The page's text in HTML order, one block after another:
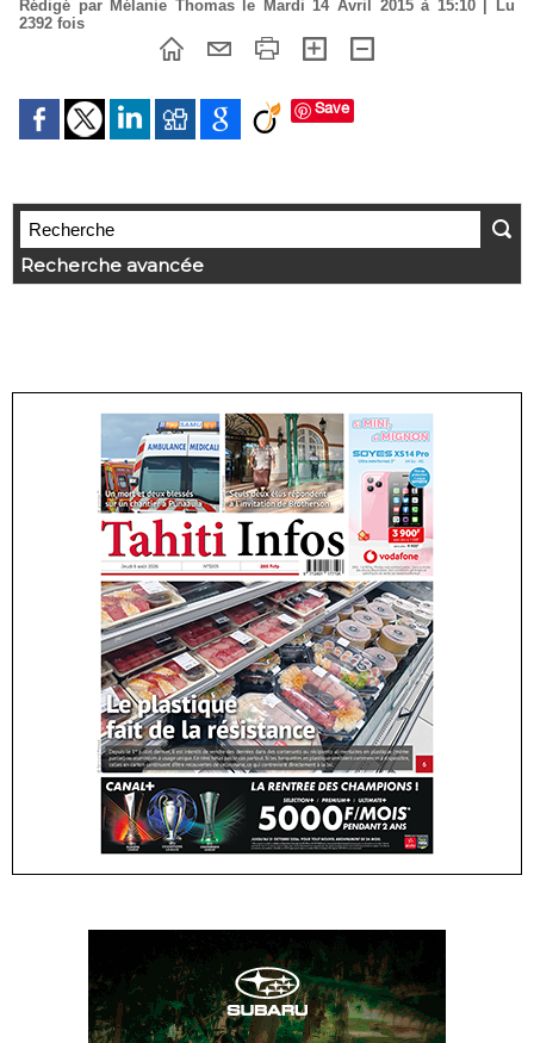
Rédigé par Mélanie Thomas le Mardi 14 Avril 2015 à 15:10 | Lu
2392 fois
Save
Recherche avancée